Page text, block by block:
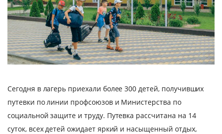
Сегодня в лагерь приехали более 300 детей, получивших
путевки по линии профсоюзов и Министерства по
социальной защите и труду. Путевка рассчитана на 14
суток, всех детей ожидает яркий и насыщенный отдых,